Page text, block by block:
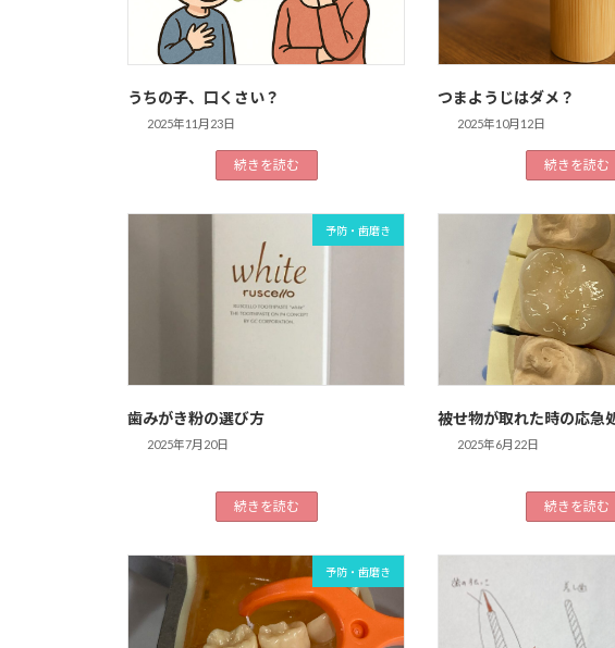
うちの子、口くさい？
2025年11月23日
続きを読む
つまようじはダメ？
2025年10月12日
続きを読む
予防・歯磨き
歯みがき粉の選び方
2025年7月20日
続きを読む
被せ物が取れた時の応急
2025年6月22日
続きを読む
予防・歯磨き